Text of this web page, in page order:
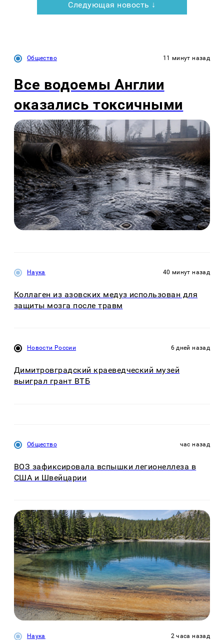
Следующая новость ↓
Общество 11 минут назад
Все водоемы Англии
оказались токсичными
Наука 40 минут назад
Коллаген из азовских медуз использован для
защиты мозга после травм
Новости России 6 дней назад
Димитровградский краеведческий музей
выиграл грант ВТБ
Общество час назад
ВОЗ зафиксировала вспышки легионеллеза в
США и Швейцарии
Наука 2 часа назад